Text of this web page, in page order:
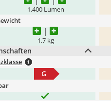
1.400 Lumen
1,7 kg
G